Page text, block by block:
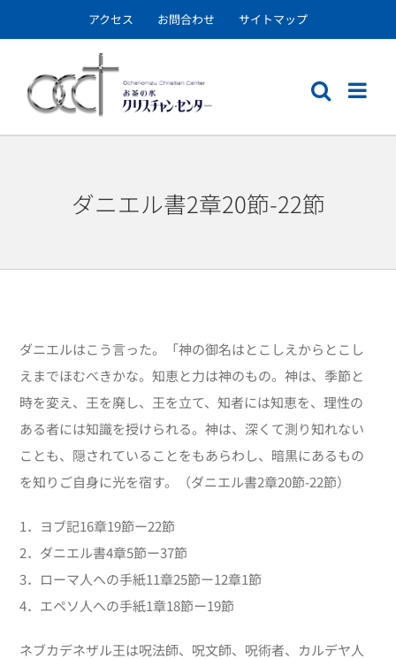
to
アクセス お問合わせ サイトマップ
ダニエル書2章20節-22節
ダニエルはこう言った。「神の御名はとこしえからとこし
えまでほむべきかな。知恵と力は神のもの。神は、季節と
時を変え、王を廃し、王を立て、知者には知恵を、理性の
ある者には知識を授けられる。神は、深くて測り知れない
ことも、隠されていることをもあらわし、暗黒にあるもの
を知りご自身に光を宿す。（ダニエル書2章20節-22節）
1．ヨブ記16章19節ー22節
2．ダニエル書4章5節ー37節
3．ローマ人への手紙11章25節ー12章1節
4．エペソ人への手紙1章18節ー19節
ネブカデネザル王は呪法師、呪文師、呪術者、カルデヤ人